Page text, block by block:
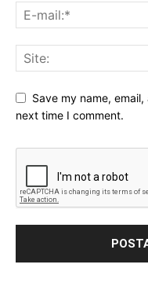
Save my name,
next time I comment.